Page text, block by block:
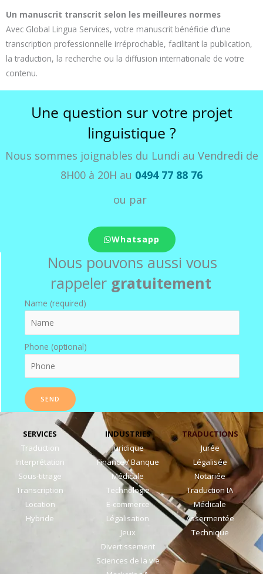
Un manuscrit transcrit selon les meilleures normes
Avec Global Lingua Services, votre manuscrit bénéficie d’une
transcription professionnelle irréprochable, facilitant la publication,
la traduction, la recherche ou la diffusion internationale de votre
contenu.
Une question sur votre projet
linguistique ?
Nous sommes joignables du Lundi au Vendredi de
8H00 à 20H au 0494 77 88 76
ou par
Whatsapp
Nous pouvons aussi vous
rappeler gratuitement
Name (required)
Phone (optional)
SERVICES
Traduction
Interprétation
Sous-titrage
Transcription
Location
Hybride
INDUSTRIES
Juridique
Finance / Banque
Médicale
Technologie
E-commerce
Légalisation
Jeux
Divertissement
Sciences de la vie
TRADUCTIONS
Jurée
Légalisée
Notariée
Traduction IA
Médicale
Assermentée
Technique